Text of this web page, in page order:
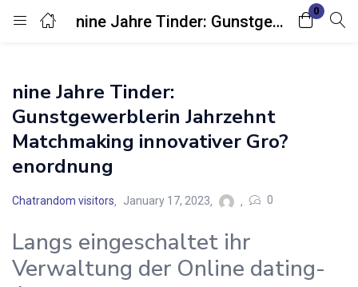
nine Jahre Tinder: Gunstgewerblerin Jahrzehnt Matchmaking innovativer Gro?enordnung
0
Login
Enter your username and password to login.
nine Jahre Tinder:
Gunstgewerblerin Jahrzehnt
Matchmaking innovativer Gro?
enordnung
Chatrandom visitors January 17, 2023 0
Langs eingeschaltet ihr
Verwaltung der Online dating-